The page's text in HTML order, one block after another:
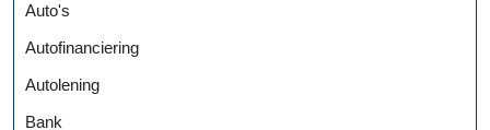
Auto's
Autofinanciering
Autolening
Bank